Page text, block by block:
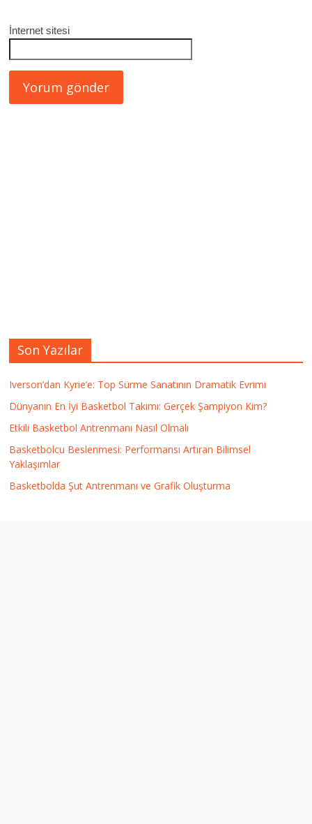
İnternet sitesi
Son Yazılar
Iverson’dan Kyrie’e: Top Sürme Sanatının Dramatik Evrimi
Dünyanın En İyi Basketbol Takımı: Gerçek Şampiyon Kim?
Etkili Basketbol Antrenmanı Nasıl Olmalı
Basketbolcu Beslenmesi: Performansı Artıran Bilimsel
Yaklaşımlar
Basketbolda Şut Antrenmanı ve Grafik Oluşturma